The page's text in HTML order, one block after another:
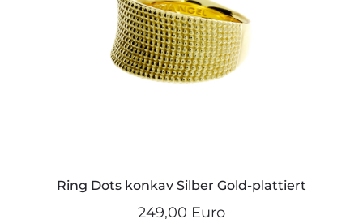
Ring Dots konkav Silber Gold-plattiert
249,00 Euro